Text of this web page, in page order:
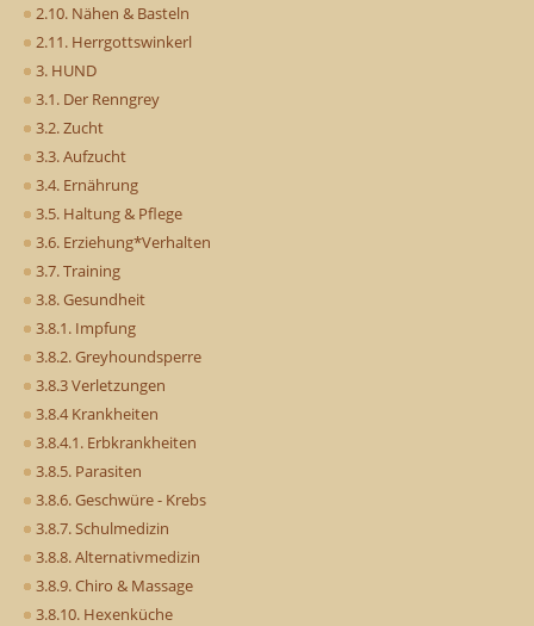
2.10. Nähen & Basteln
2.11. Herrgottswinkerl
3. HUND
3.1. Der Renngrey
3.2. Zucht
3.3. Aufzucht
3.4. Ernährung
3.5. Haltung & Pflege
3.6. Erziehung*Verhalten
3.7. Training
3.8. Gesundheit
3.8.1. Impfung
3.8.2. Greyhoundsperre
3.8.3 Verletzungen
3.8.4 Krankheiten
3.8.4.1. Erbkrankheiten
3.8.5. Parasiten
3.8.6. Geschwüre - Krebs
3.8.7. Schulmedizin
3.8.8. Alternativmedizin
3.8.9. Chiro & Massage
3.8.10. Hexenküche